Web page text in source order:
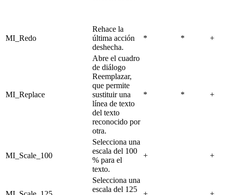
MI_Redo
Rehace la
última acción
deshecha.
* * +
MI_Replace
Abre el cuadro
de diálogo
Reemplazar,
que permite
sustituir una
línea de texto
del texto
reconocido por
otra.
* * +
MI_Scale_100
Selecciona una
escala del 100
% para el
texto.
+ +
Selecciona una
escala del 125